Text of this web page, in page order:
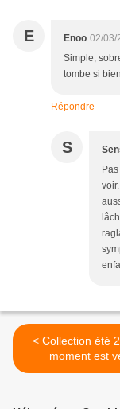
E Enoo 02/03/
Simple,
tombe si
Répondre
S
< Collection été 2008, le
moment est